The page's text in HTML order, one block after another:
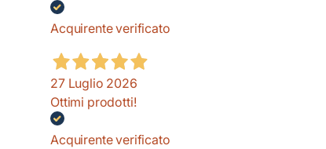
Acquirente verificato
27 Luglio 2026
Ottimi prodotti!
Acquirente verificato